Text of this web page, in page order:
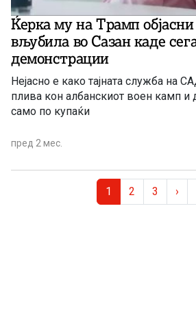
Ќерка му на Трамп објасни
вљубила во Сазан каде
демонстрации
Нејасно е како тајната служба на
плива кон албанскиот воен камп и
само по купаќи
пред 2 мес.
Current Page
1 Page
2 Page
3 ›